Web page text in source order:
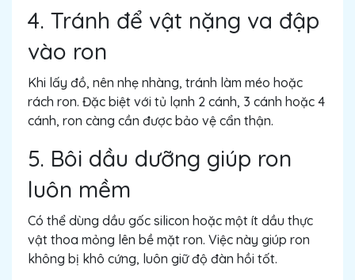
4. Tránh để vật nặng va đập
vào ron
Khi lấy đồ, nên nhẹ nhàng, tránh làm méo hoặc
rách ron. Đặc biệt với tủ lạnh 2 cánh, 3 cánh hoặc 4
cánh, ron càng cần được bảo vệ cẩn thận.
5. Bôi dầu dưỡng giúp ron
luôn mềm
Có thể dùng dầu gốc silicon hoặc một ít dầu thực
vật thoa mỏng lên bề mặt ron. Việc này giúp ron
không bị khô cứng, luôn giữ độ đàn hồi tốt.